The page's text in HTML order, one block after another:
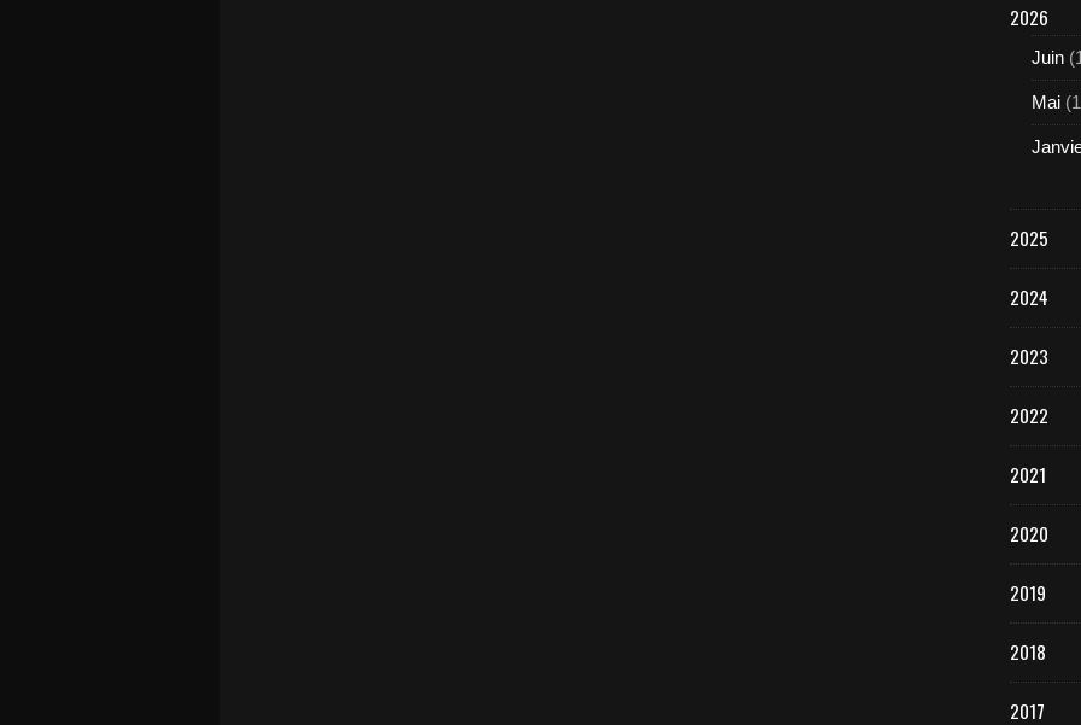
2026
Juin
Mai
2025
2024
2023
2022
2021
2020
2019
2018
2017